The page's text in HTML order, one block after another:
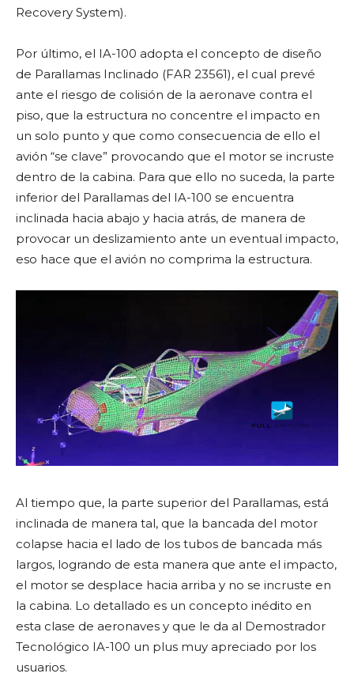
Recovery System).
Por último, el IA-100 adopta el concepto de diseño
de Parallamas Inclinado (FAR 23561), el cual prevé
ante el riesgo de colisión de la aeronave contra el
piso, que la estructura no concentre el impacto en
un solo punto y que como consecuencia de ello el
avión “se clave” provocando que el motor se incruste
dentro de la cabina. Para que ello no suceda, la parte
inferior del Parallamas del IA-100 se encuentra
inclinada hacia abajo y hacia atrás, de manera de
provocar un deslizamiento ante un eventual impacto,
eso hace que el avión no comprima la estructura.
Al tiempo que, la parte superior del Parallamas, está
inclinada de manera tal, que la bancada del motor
colapse hacia el lado de los tubos de bancada más
largos, logrando de esta manera que ante el impacto,
el motor se desplace hacia arriba y no se incruste en
la cabina. Lo detallado es un concepto inédito en
esta clase de aeronaves y que le da al Demostrador
Tecnológico IA-100 un plus muy apreciado por los
usuarios.